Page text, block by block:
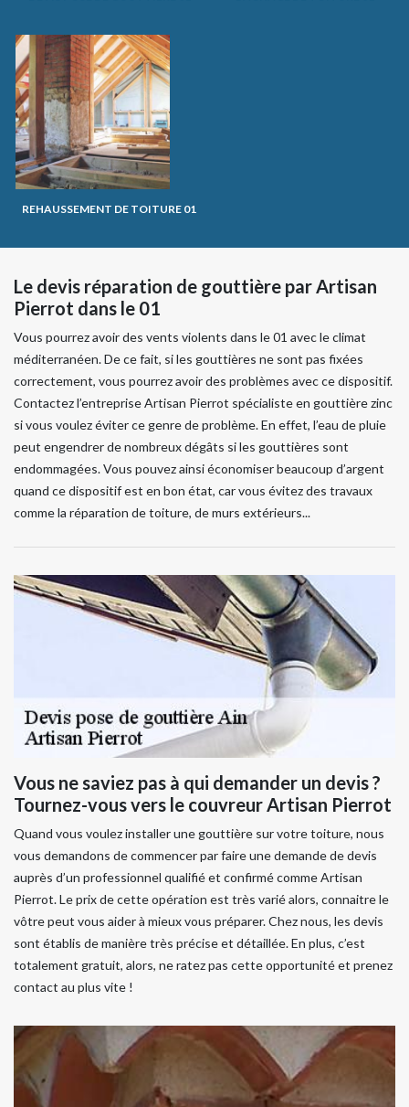
REHAUSSEMENT DE TOITURE 01
Le devis réparation de gouttière par Artisan
Pierrot dans le 01
Vous pourrez avoir des vents violents dans le 01 avec le climat
méditerranéen. De ce fait, si les gouttières ne sont pas fixées
correctement, vous pourrez avoir des problèmes avec ce dispositif.
Contactez l’entreprise Artisan Pierrot spécialiste en gouttière zinc
si vous voulez éviter ce genre de problème. En effet, l’eau de pluie
peut engendrer de nombreux dégâts si les gouttières sont
endommagées. Vous pouvez ainsi économiser beaucoup d’argent
quand ce dispositif est en bon état, car vous évitez des travaux
comme la réparation de toiture, de murs extérieurs...
Vous ne saviez pas à qui demander un devis ?
Tournez-vous vers le couvreur Artisan Pierrot
Quand vous voulez installer une gouttière sur votre toiture, nous
vous demandons de commencer par faire une demande de devis
auprès d’un professionnel qualifié et confirmé comme Artisan
Pierrot. Le prix de cette opération est très varié alors, connaitre le
vôtre peut vous aider à mieux vous préparer. Chez nous, les devis
sont établis de manière très précise et détaillée. En plus, c’est
totalement gratuit, alors, ne ratez pas cette opportunité et prenez
contact au plus vite !